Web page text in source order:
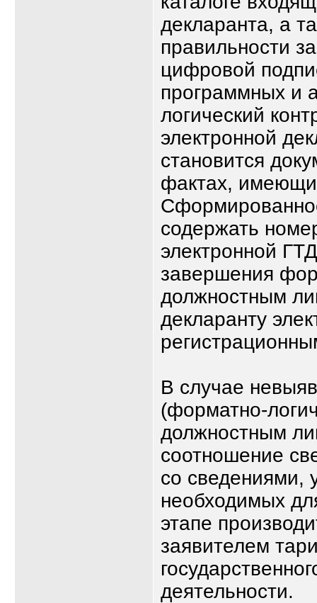
декларанта, а
правильности
цифровой
программных и
логический
электронной
становится
фактах,
содержать
электронной
завершения
должностным
декларанту
В случае
(форматно-
должностным
соотношение
со сведениями,
необходимых
этапе
заявителем
деятельности.